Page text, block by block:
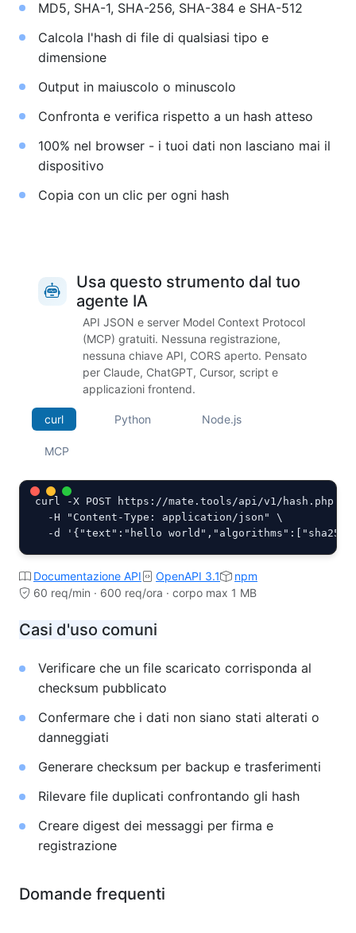
MD5, SHA-1, SHA-256, SHA-384 e SHA-512
Calcola l'hash di file di qualsiasi tipo e
dimensione
Output in maiuscolo o minuscolo
Confronta e verifica rispetto a un hash atteso
100% nel browser - i tuoi dati non lasciano mai il
dispositivo
Copia con un clic per ogni hash
Usa questo strumento dal tuo
agente IA
API JSON e server Model Context Protocol
(MCP) gratuiti. Nessuna registrazione,
nessuna chiave API, CORS aperto. Pensato
per Claude, ChatGPT, Cursor, script e
applicazioni frontend.
curl Python Node.js
MCP
curl -X POST https://mate.tools/api/v1/hash.php \
  -H "Content-Type: application/json" \
-d '{"text":"hello
Documentazione API OpenAPI 3.1
npm
60 req/min · 600 req/ora · corpo max 1 MB
Casi d'uso comuni
Verificare che un file scaricato corrisponda al
checksum pubblicato
Confermare che i dati non siano stati alterati o
danneggiati
Generare checksum per backup e trasferimenti
Rilevare file duplicati confrontando gli hash
Creare digest dei messaggi per firma e
registrazione
Domande frequenti